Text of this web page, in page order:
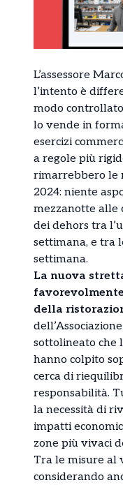
L’assessore
l’intento è
modo
lo vende in
esercizi
a regole più
rimarrebbero le
2024: niente
mezzanotte alle
dei dehors tra
settimana, e tra
settimana.
La nuova
della
sottolineato che
hanno colpito
cerca di
responsabilità.
la necessità di
impatti
zone più vivaci
Tra le misure al
considerando